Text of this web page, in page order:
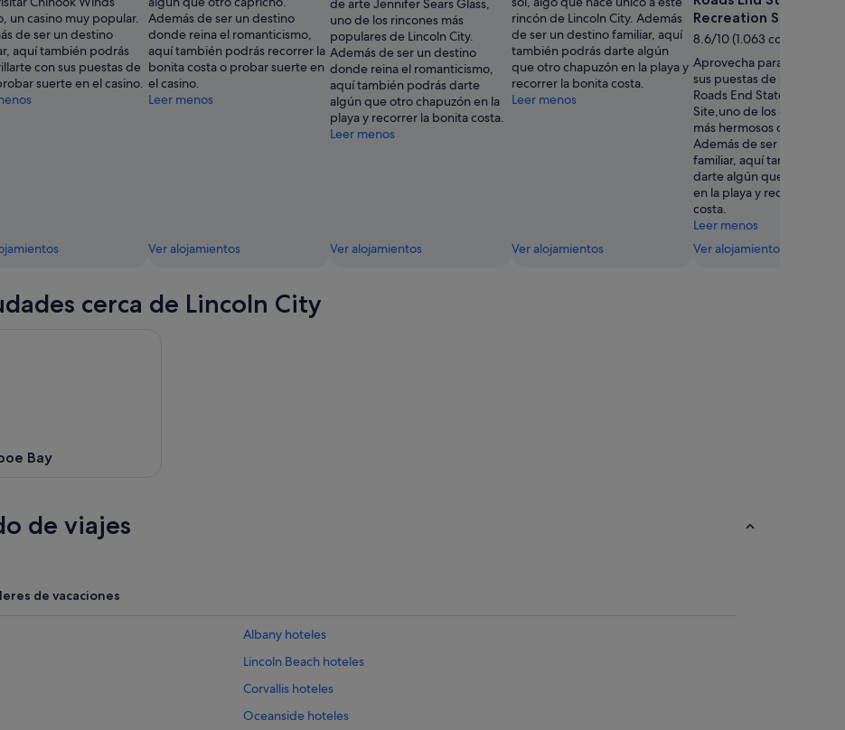
un casino muy popular.
de ser un destino
aquí también podrás
con sus puestas de
suerte en el casino.
Además de ser un destino
donde reina el romanticismo,
aquí también podrás recorrer la
bonita costa o probar suerte en
el casino.
Leer menos
Ver alojamientos
de arte Jennifer Sears Glass,
uno de los rincones más
populares de Lincoln City.
Además de ser un destino
donde reina el romanticismo,
aquí también podrás darte
algún que otro chapuzón en la
playa y recorrer la bonita costa.
Leer menos
Ver alojamientos
rincón de Lincoln City. Además
de ser un destino familiar, aquí
también podrás darte algún
que otro chapuzón en la playa y
recorrer la bonita costa.
Leer menos
Ver alojamientos
Recreation Site
8.6/10 (1.063 comentarios)
Aprovecha para
sus puestas de sol y visitar
Roads End State
Site,uno de los espacios
más hermosos de Lincoln
Además de ser un destino
familiar, aquí también
darte algún que otro
en la playa y recorrer la
costa.
Leer menos
Ver alojamientos
cerca de Lincoln City
Bay
de viajes
de vacaciones
Albany hoteles
Lincoln Beach hoteles
Corvallis hoteles
Oceanside hoteles